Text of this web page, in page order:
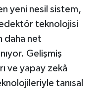
yeni nesil sistem,
teknolojisi
daha net
Gelişmiş
ve yapay zekâ
tanısal